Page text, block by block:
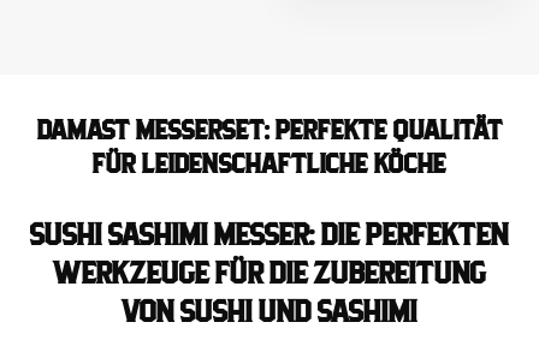
DAMAST MESSERSET: PERFEKTE QUALITÄT
FÜR LEIDENSCHAFTLICHE KÖCHE
SUSHI SASHIMI MESSER: DIE PERFEKTEN
WERKZEUGE FÜR DIE ZUBEREITUNG
VON SUSHI UND SASHIMI